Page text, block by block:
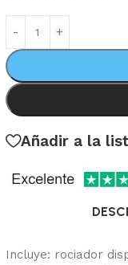
Añadir a la
Incluye: rociador